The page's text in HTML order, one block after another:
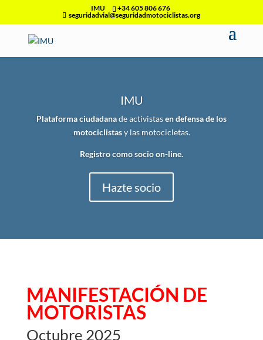
IMU
+34 605 806 676
seguridadvial@seguridadmotociclistas.org
IMU
Plataforma ciudadanade activistasen defensa de los
motociclistasy las motocicletas.
Registro como socio on-line.
Hazte socio
MANIFESTACIÓN DE
MOTORISTAS
Octubre 2025